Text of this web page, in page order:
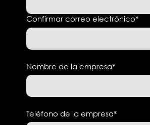
Confirmar correo electrónico*
Nombre de la empresa*
Teléfono de la empresa*